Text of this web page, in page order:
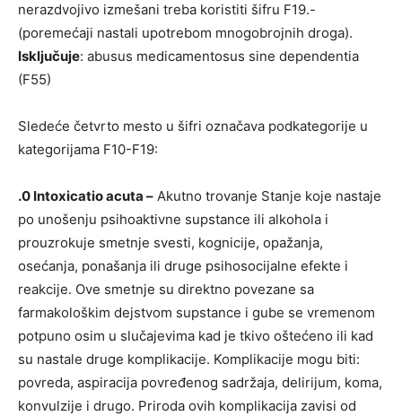
nerazdvojivo izmešani treba koristiti šifru F19.-
(poremećaji nastali upotrebom mnogobrojnih droga).
Isključuje: abusus medicamentosus sine dependentia
(F55)
Sledeće četvrto mesto u šifri označava podkategorije u
kategorijama F10-F19:
.0 Intoxicatio acuta – Akutno trovanje Stanje koje nastaje
po unošenju psihoaktivne supstance ili alkohola i
prouzrokuje smetnje svesti, kognicije, opažanja,
osećanja, ponašanja ili druge psihosocijalne efekte i
reakcije. Ove smetnje su direktno povezane sa
farmakološkim dejstvom supstance i gube se vremenom
potpuno osim u slučajevima kad je tkivo oštećeno ili kad
su nastale druge komplikacije. Komplikacije mogu biti:
povreda, aspiracija povređenog sadržaja, delirijum, koma,
konvulzije i drugo. Priroda ovih komplikacija zavisi od